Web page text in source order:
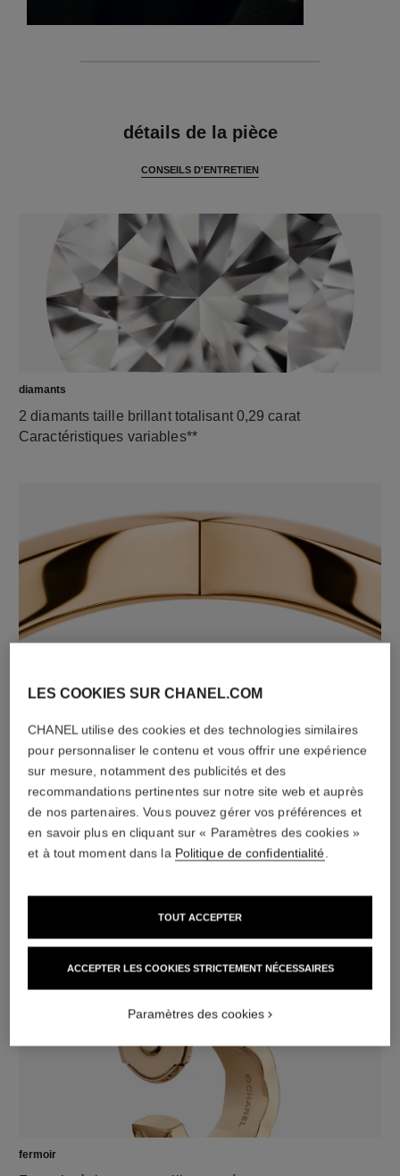
détails de la pièce
CONSEILS D'ENTRETIEN
diamants
2 diamants taille brillant totalisant 0,29 carat
Caractéristiques variables**
OR BEIGE 18 carats (750/1000)
fermoir
LES COOKIES SUR CHANEL.COM
CHANEL utilise des cookies et des technologies similaires
pour personnaliser le contenu et vous offrir une expérience
sur mesure, notamment des publicités et des
recommandations pertinentes sur notre site web et auprès
de nos partenaires. Vous pouvez gérer vos préférences et
en savoir plus en cliquant sur « Paramètres des cookies »
et à tout moment dans la Politique de confidentialité.
ACCEPTER LES COOKIES STRICTEMENT NÉCESSAIRES
TOUT ACCEPTER
Paramètres des cookies